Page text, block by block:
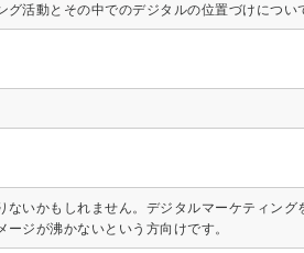
活動とその中でのデジタルの位置づけについ
いかもしれません。デジタルマーケティン
ジが沸かないという方向けです。